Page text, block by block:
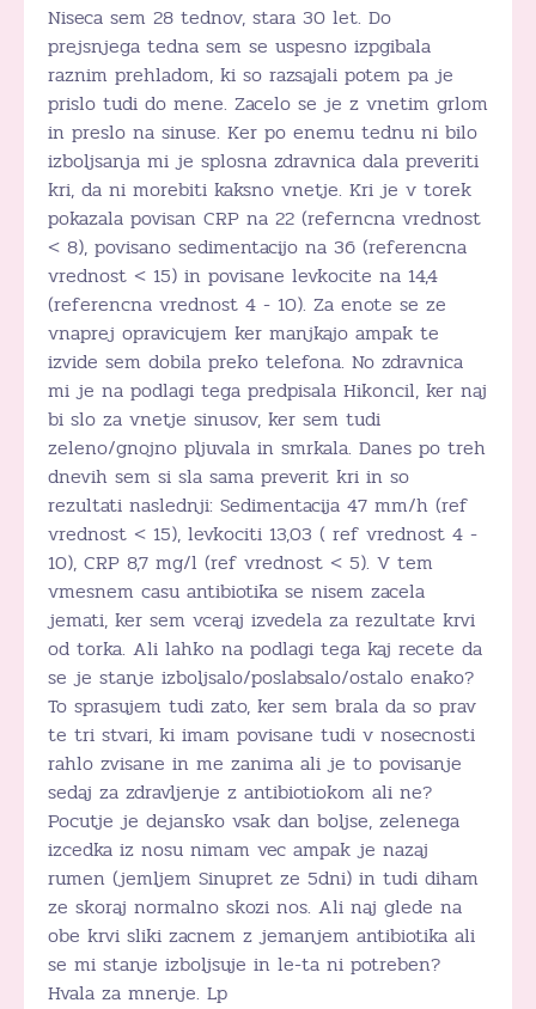
Niseca sem 28 tednov, stara 30 let. Do
prejsnjega tedna sem se uspesno izpgibala
raznim prehladom, ki so razsajali potem pa je
prislo tudi do mene. Zacelo se je z vnetim grlom
in preslo na sinuse. Ker po enemu tednu ni bilo
izboljsanja mi je splosna zdravnica dala preveriti
kri, da ni morebiti kaksno vnetje. Kri je v torek
pokazala povisan CRP na 22 (referncna vrednost
< 8), povisano sedimentacijo na 36 (referencna
vrednost < 15) in povisane levkocite na 14,4
(referencna vrednost 4 - 10). Za enote se ze
vnaprej opravicujem ker manjkajo ampak te
izvide sem dobila preko telefona. No zdravnica
mi je na podlagi tega predpisala Hikoncil, ker naj
bi slo za vnetje sinusov, ker sem tudi
zeleno/gnojno pljuvala in smrkala. Danes po treh
dnevih sem si sla sama preverit kri in so
rezultati naslednji: Sedimentacija 47 mm/h (ref
vrednost < 15), levkociti 13,03 ( ref vrednost 4 -
10), CRP 8,7 mg/l (ref vrednost < 5). V tem
vmesnem casu antibiotika se nisem zacela
jemati, ker sem vceraj izvedela za rezultate krvi
od torka. Ali lahko na podlagi tega kaj recete da
se je stanje izboljsalo/poslabsalo/ostalo enako?
To sprasujem tudi zato, ker sem brala da so prav
te tri stvari, ki imam povisane tudi v nosecnosti
rahlo zvisane in me zanima ali je to povisanje
sedaj za zdravljenje z antibiotiokom ali ne?
Pocutje je dejansko vsak dan boljse, zelenega
izcedka iz nosu nimam vec ampak je nazaj
rumen (jemljem Sinupret ze 5dni) in tudi diham
ze skoraj normalno skozi nos. Ali naj glede na
obe krvi sliki zacnem z jemanjem antibiotika ali
se mi stanje izboljsuje in le-ta ni potreben?
Hvala za mnenje. Lp